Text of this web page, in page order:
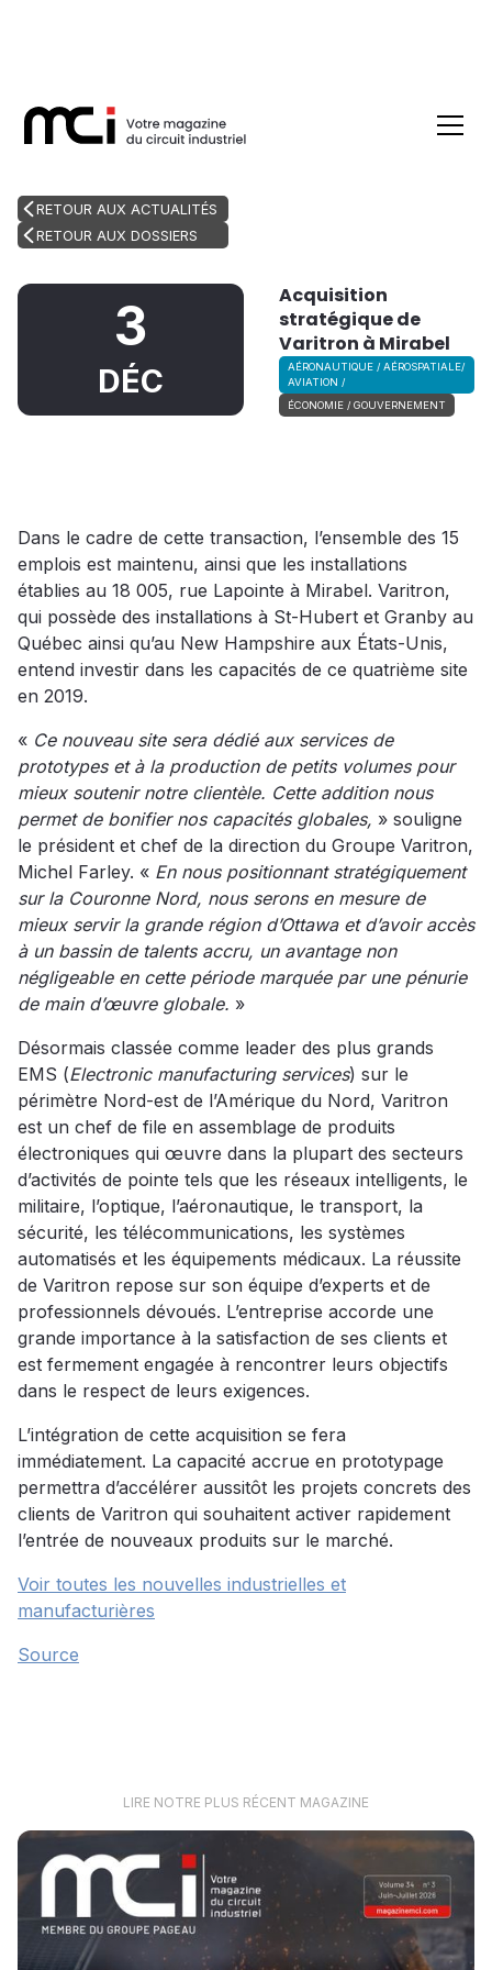
RETOUR AUX ACTUALITÉS
RETOUR AUX DOSSIERS
3
DÉC
Acquisition
stratégique de
Varitron à Mirabel
ÉCONOMIE / GOUVERNEMENT
AÉRONAUTIQUE / AÉROSPATIALE/
AVIATION /
Dans le cadre de cette transaction, l’ensemble des 15
emplois est maintenu, ainsi que les installations
établies au 18 005, rue Lapointe à Mirabel. Varitron,
qui possède des installations à St-Hubert et Granby au
Québec ainsi qu’au New Hampshire aux États-Unis,
entend investir dans les capacités de ce quatrième site
en 2019.
« Ce nouveau site sera dédié aux services de
prototypes et à la production de petits volumes pour
mieux soutenir notre clientèle. Cette addition nous
permet de bonifier nos capacités globales, » souligne
le président et chef de la direction du Groupe Varitron,
Michel Farley. « En nous positionnant stratégiquement
sur la Couronne Nord, nous serons en mesure de
mieux servir la grande région d’Ottawa et d’avoir accès
à un bassin de talents accru, un avantage non
négligeable en cette période marquée par une pénurie
de main d’œuvre globale. »
Désormais classée comme leader des plus grands
EMS (Electronic manufacturing services) sur le
périmètre Nord-est de l’Amérique du Nord, Varitron
est un chef de file en assemblage de produits
électroniques qui œuvre dans la plupart des secteurs
d’activités de pointe tels que les réseaux intelligents, le
militaire, l’optique, l’aéronautique, le transport, la
sécurité, les télécommunications, les systèmes
automatisés et les équipements médicaux. La réussite
de Varitron repose sur son équipe d’experts et de
professionnels dévoués. L’entreprise accorde une
grande importance à la satisfaction de ses clients et
est fermement engagée à rencontrer leurs objectifs
dans le respect de leurs exigences.
L’intégration de cette acquisition se fera
immédiatement. La capacité accrue en prototypage
permettra d’accélérer aussitôt les projets concrets des
clients de Varitron qui souhaitent activer rapidement
l’entrée de nouveaux produits sur le marché.
Voir toutes les nouvelles industrielles et
manufacturières
Source
LIRE NOTRE PLUS RÉCENT MAGAZINE